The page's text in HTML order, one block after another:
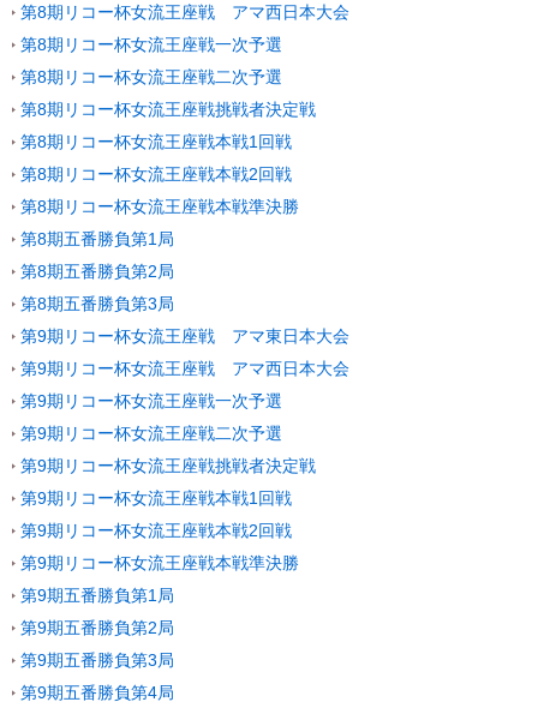
第8期リコー杯女流王座戦 アマ西日本大会
第8期リコー杯女流王座戦一次予選
第8期リコー杯女流王座戦二次予選
第8期リコー杯女流王座戦挑戦者決定戦
第8期リコー杯女流王座戦本戦1回戦
第8期リコー杯女流王座戦本戦2回戦
第8期リコー杯女流王座戦本戦準決勝
第8期五番勝負第1局
第8期五番勝負第2局
第8期五番勝負第3局
第9期リコー杯女流王座戦 アマ東日本大会
第9期リコー杯女流王座戦 アマ西日本大会
第9期リコー杯女流王座戦一次予選
第9期リコー杯女流王座戦二次予選
第9期リコー杯女流王座戦挑戦者決定戦
第9期リコー杯女流王座戦本戦1回戦
第9期リコー杯女流王座戦本戦2回戦
第9期リコー杯女流王座戦本戦準決勝
第9期五番勝負第1局
第9期五番勝負第2局
第9期五番勝負第3局
第9期五番勝負第4局